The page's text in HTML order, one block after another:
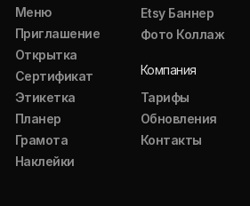
Меню
Приглашение
Открытка
Сертификат
Этикетка
Планер
Грамота
Наклейки
Etsy Баннер
Фото Коллаж
Компания
Тарифы
Обновления
Контакты